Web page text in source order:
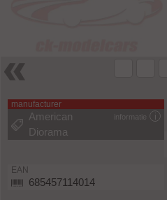
manufacturer
informatie
American
Diorama
EAN
685457114014